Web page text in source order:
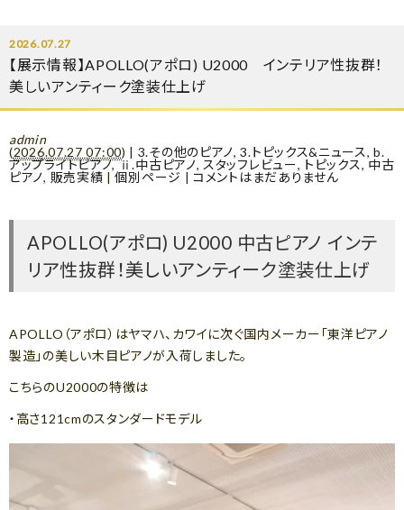
2026.07.27
【展示情報】APOLLO(アポロ) U2000 インテリア性抜群！
美しいアンティーク塗装仕上げ
admin
(2026.07.27 07:00) | 3.その他のピアノ,3.トピックス&ニュース,b.
アップライトピアノ,ⅱ.中古ピアノ, スタッフレビュー, トピックス, 中古
ピアノ, 販売実績 |個別ページ |コメントはまだありません
APOLLO(アポロ) U2000 中古ピアノ インテ
リア性抜群！美しいアンティーク塗装仕上げ
APOLLO（アポロ）はヤマハ、カワイに次ぐ国内メーカー「東洋ピアノ
製造」の美しい木目ピアノが入荷しました。
こちらのU2000の特徴は
・高さ121cmのスタンダードモデル